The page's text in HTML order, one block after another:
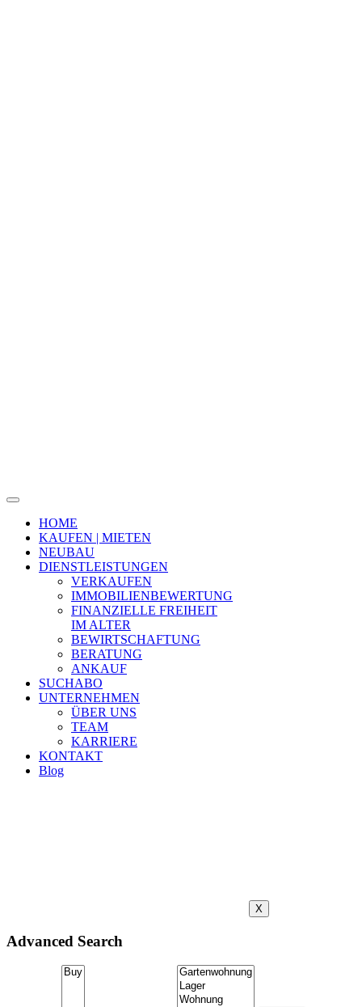
HOME
KAUFEN | MIETEN
NEUBAU
DIENSTLEISTUNGEN
VERKAUFEN
IMMOBILIENBEWERTUNG
FINANZIELLE FREIHEIT
IM ALTER
BEWIRTSCHAFTUNG
BERATUNG
ANKAUF
SUCHABO
UNTERNEHMEN
ÜBER UNS
TEAM
KARRIERE
KONTAKT
Blog
X
Advanced Search